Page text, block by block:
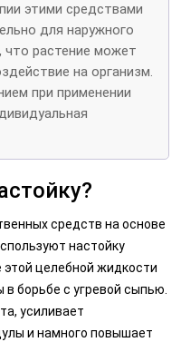
этими средствами
для наружного
что растение может
на организм.
при применении
средств на основе
настойку
целебной жидкости
борьбе с угревой сыпью.
усиливает
и намного повышает